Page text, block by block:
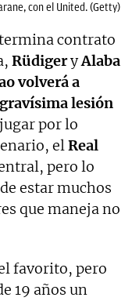
con el United. (Getty)
contrato
RüdigeryAlaba
volverá a
lesión
por lo
elReal
pero lo
estar muchos
que maneja no
favorito, pero
19 años un